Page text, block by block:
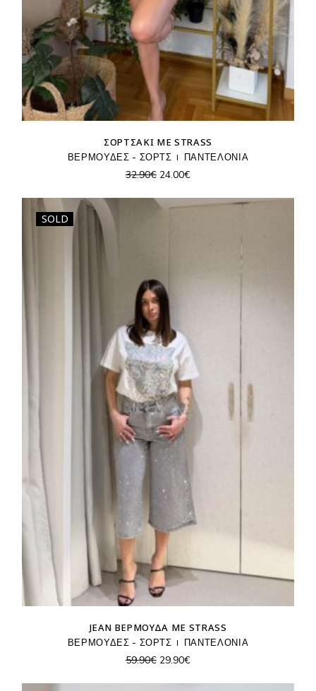
ΣΟΡΤΣΆΚΙ ΜΕ STRASS
ΒΕΡΜΟΥΔΕΣ - ΣΟΡΤΣ
ΠΑΝΤΕΛΟΝΙΑ
32.90€ Original
price
32.90€.
24.00€Η
τρέχουσα
είναι:
SOLD
JEAN ΒΕΡΜΟΎΔΑ ΜΕ STRASS
ΒΕΡΜΟΥΔΕΣ - ΣΟΡΤΣ
ΠΑΝΤΕΛΟΝΙΑ
59.90€ Original
price
59.90€.
29.90€Η
τρέχουσα
είναι: